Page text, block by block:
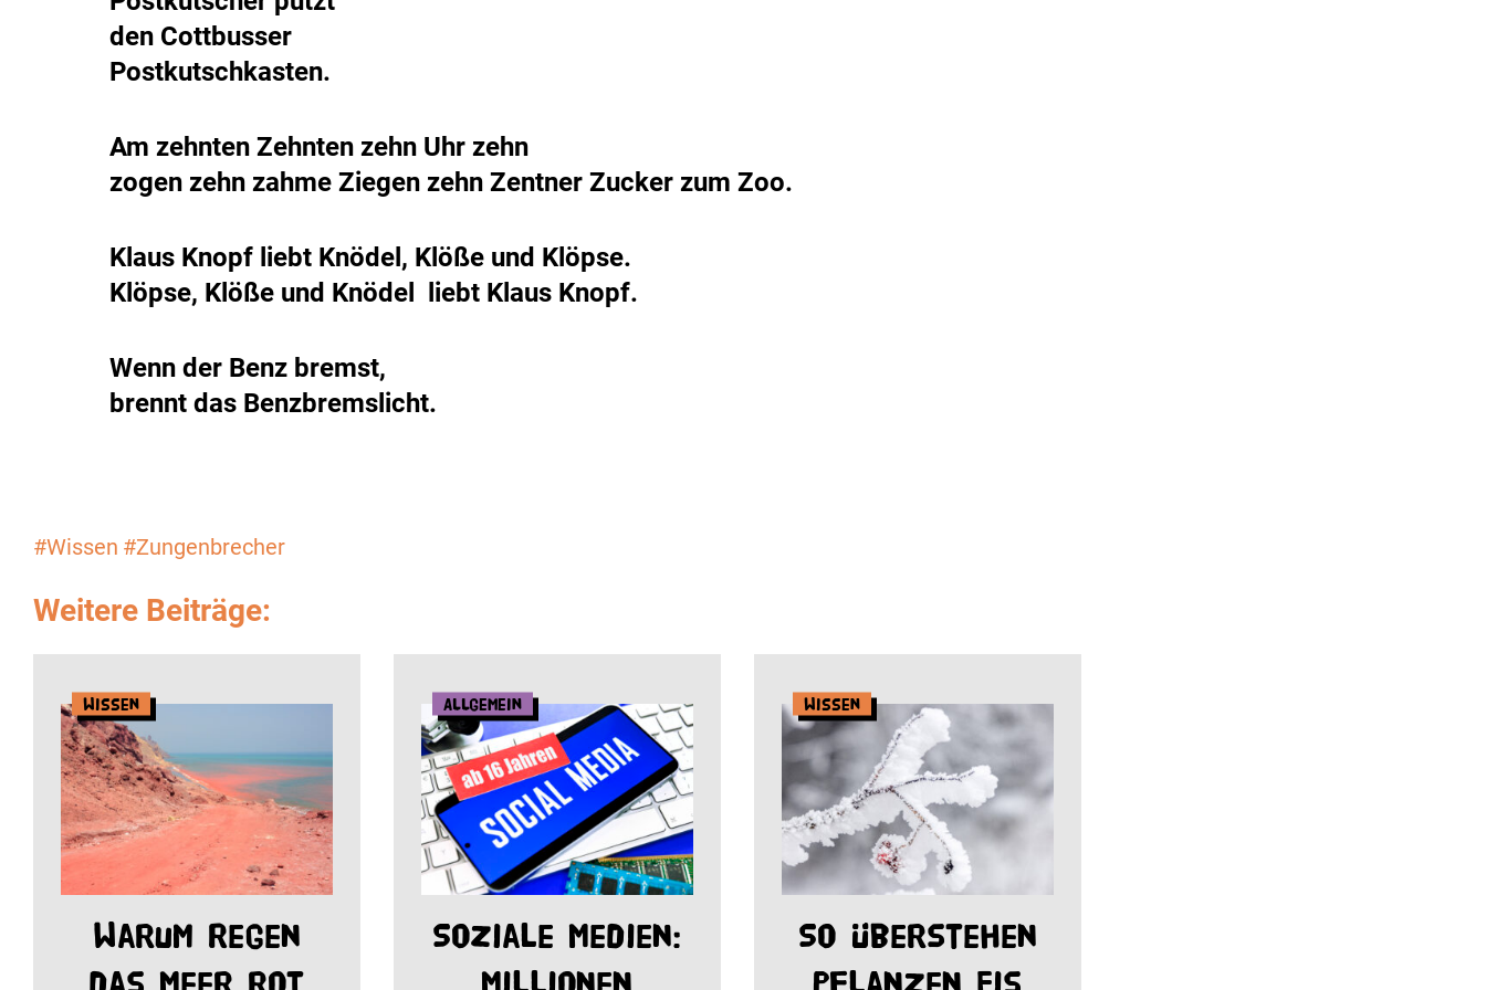
den Cottbusser
Postkutschkasten.
Am zehnten Zehnten zehn Uhr zehn
zogen zehn zahme Ziegen zehn Zentner Zucker zum Zoo.
Klaus Knopf liebt Knödel, Klöße und Klöpse.
Klöpse, Klöße und Knödel liebt Klaus Knopf.
Wenn der Benz bremst,
brennt das Benzbremslicht.
#Wissen #Zungenbrecher
Weitere Beiträge:
Wissen
Warum Regen
Allgemein
Soziale Medien:
Wissen
So überstehen